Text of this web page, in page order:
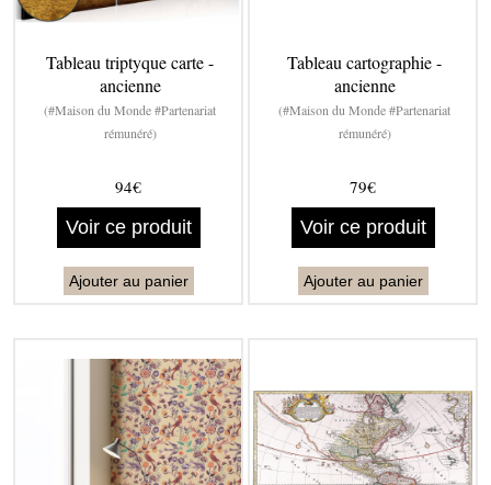
Tableau triptyque carte -
ancienne
(#Maison du Monde #Partenariat
rémunéré)
94€
Voir ce produit
Ajouter au panier
Tableau cartographie -
ancienne
(#Maison du Monde #Partenariat
rémunéré)
79€
Voir ce produit
Ajouter au panier